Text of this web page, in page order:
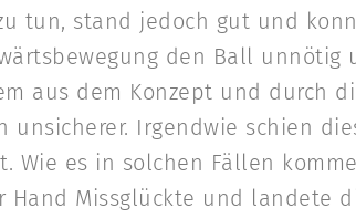
tun, stand jedoch gut und
den Ball
aus dem Konzept und durch
unsicherer. Irgendwie schien
Wie es in solchen Fällen
Hand Missglückte und landete